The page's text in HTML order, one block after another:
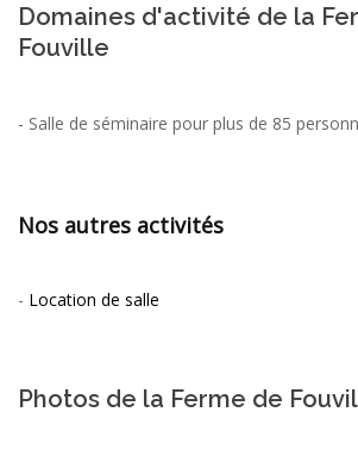
Domaines d'activité de la
Fouville
- Salle de séminaire pour plus de 85
Nos autres activités
- Location de salle
Photos de la Ferme de